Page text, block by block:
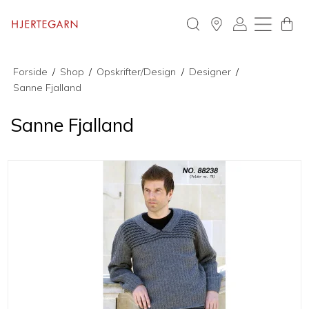
Forside / Shop / Opskrifter/Design / Designer /
Sanne Fjalland
Sanne Fjalland